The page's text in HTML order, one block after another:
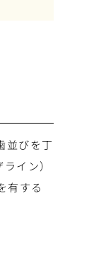
並びを丁
イン）
有する